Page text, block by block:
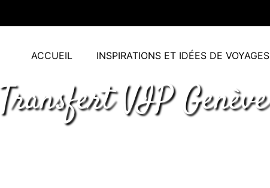
ACCUEIL INSPIRATIONS ET IDÉES DE VOYAGES
Transfert VIP Genève